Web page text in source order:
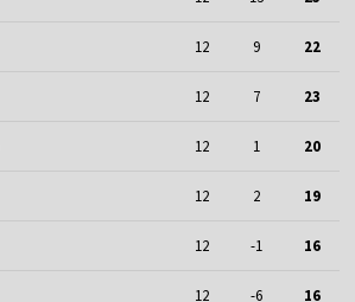
12 9 22
12 7 23
12 1 20
12 2 19
12 -1 16
12 -6 16